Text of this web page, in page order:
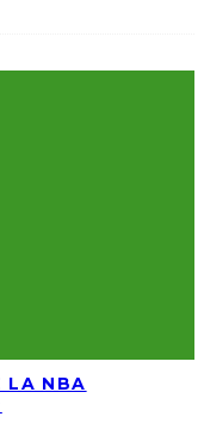
LA NBA